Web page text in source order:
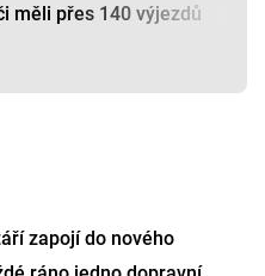
měli přes 140 výjezdů
zapojí do nového